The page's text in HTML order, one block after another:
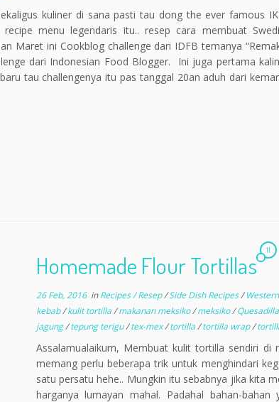
kuliner di sana pasti tau dong the ever famous
menu legendaris itu.. resep cara membuat
Maret ini Cookblog challenge dari IDFB temanya
dari Indonesian Food Blogger. Ini juga pertama
tau challengenya itu pas tanggal 20an aduh dari
Homemade Flour Tortillas
11
26 Feb, 2016inRecipes / Resep/Side Dish Recipes/
kebab/kulit tortilla/makanan meksiko/meksiko/Quesadilla
jagung/tepung terigu/tex-mex/tortilla/tortilla wrap/
Assalamualaikum, Membuat kulit tortilla sendiri
memang perlu beberapa trik untuk menghindari
satu persatu hehe.. Mungkin itu sebabnya jika kita
harganya lumayan mahal. Padahal bahan-